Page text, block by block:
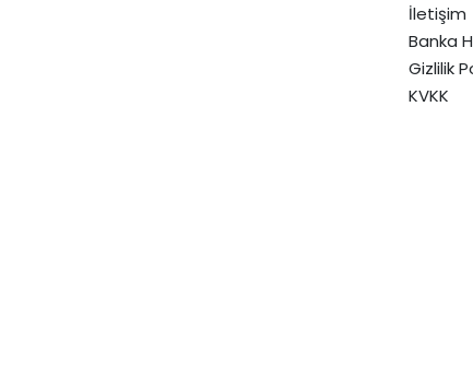
İletişim
Banka
Gizlilik
KVKK